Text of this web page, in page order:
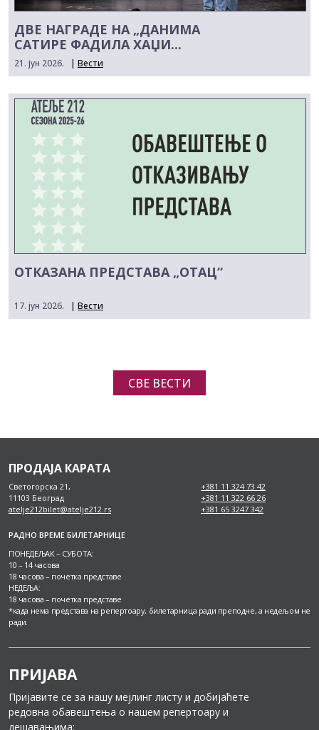
ДВЕ НАГРАДЕ НА „ДАНИМА
САТИРЕ ФАДИЛА ХАЏИ...
21. јун 2026. | Вести
ОТКАЗАНА ПРЕДСТАВА „ОТАЦ“
17. јун 2026. | Вести
СВЕ ВЕСТИ
ПРОДАЈА КАРАТА
Светогорска 21,
11103 Београд
atelje212bilet@atelje212.rs
+381 11 324 73 42
+381 11 322 66 26
+381 65 3247 342
РАДНО ВРЕМЕ БИЛЕТАРНИЦЕ
ПОНЕДЕЉАК – СУБОТА:
10 – 14 часова
18 часова – почетка представе
НЕДЕЉА:
18 часова – почетка представе
*када нема представа на репертоару, билетарница ради преподне, а недељом не
ради.
ПРИЈАВА
Пријавите се за нашу мејлинг листу и добијаћете
редовна обавештења о нашем репертоару и
дешавањима: